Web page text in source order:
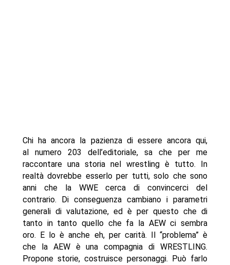
Chi ha ancora la pazienza di essere ancora qui,
al numero 203 dell’editoriale, sa che per me
raccontare una storia nel wrestling è tutto. In
realtà dovrebbe esserlo per tutti, solo che sono
anni che la WWE cerca di convincerci del
contrario. Di conseguenza cambiano i parametri
generali di valutazione, ed è per questo che di
tanto in tanto quello che fa la AEW ci sembra
oro. E lo è anche eh, per carità. Il “problema” è
che la AEW è una compagnia di WRESTLING.
Propone storie, costruisce personaggi. Può farlo